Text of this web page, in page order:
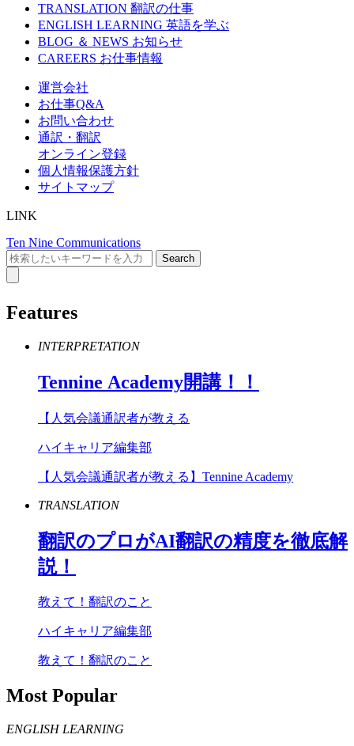
TRANSLATION 翻訳の仕事
ENGLISH LEARNING 英語を学ぶ
BLOG ＆ NEWS お知らせ
CAREERS お仕事情報
運営会社
お仕事Q&A
お問い合わせ
通訳・翻訳
オンライン登録
個人情報保護方針
サイトマップ
LINK
Ten Nine Communications
Features
INTERPRETATION
Tennine Academy開講！！
【人気会議通訳者が教える
ハイキャリア編集部
【人気会議通訳者が教える】Tennine Academy
TRANSLATION
翻訳のプロがAI翻訳の精度を徹底解
説！
教えて！翻訳のこと
ハイキャリア編集部
教えて！翻訳のこと
Most Popular
ENGLISH LEARNING